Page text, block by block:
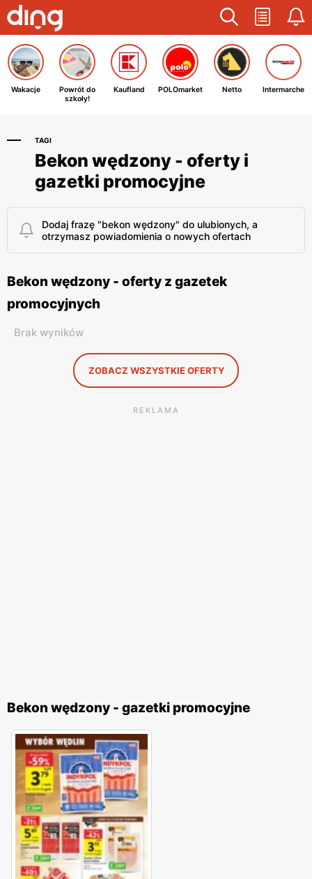
Wakacje
Powrót do
szkoły!
Kaufland POLOmarket Netto Intermarche
TAGI
Bekon wędzony - oferty i
gazetki promocyjne
Dodaj frazę "bekon wędzony" do ulubionych, a
otrzymasz powiadomienia o nowych ofertach
Bekon wędzony - oferty z gazetek
promocyjnych
Brak wyników
ZOBACZ WSZYSTKIE OFERTY
REKLAMA
Bekon wędzony - gazetki promocyjne